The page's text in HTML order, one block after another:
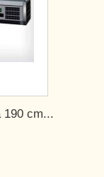
190 cm...